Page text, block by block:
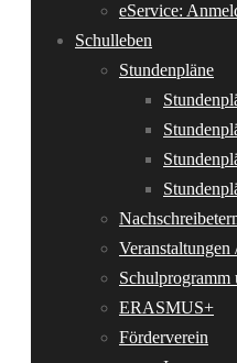
eService:
Schulleben
Stundenpläne
Veranstaltungen
ERASMUS+
Förderverein